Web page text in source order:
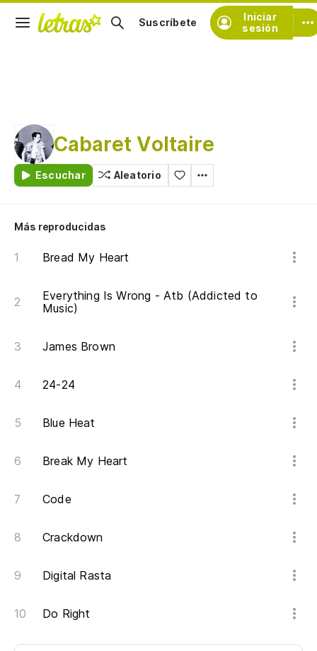
Iniciar
sesión
Suscríbete
Cabaret Voltaire
Escuchar Aleatorio
Más reproducidas
Bread My Heart
Everything Is Wrong - Atb (Addicted to
Music)
James Brown
24-24
Blue Heat
Break My Heart
Code
Crackdown
Digital Rasta
Do Right